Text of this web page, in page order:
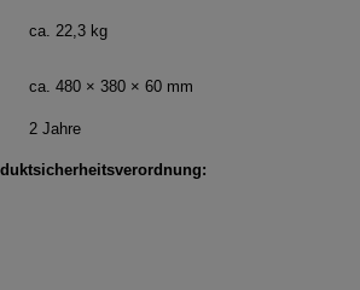
ca. 22,3 kg
ca. 480 × 380 × 60 mm
2 Jahre